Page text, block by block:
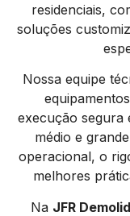
residenciais,
soluções
Nossa equipe
execução segura
médio e
operacional, o
melhores
Na JFR